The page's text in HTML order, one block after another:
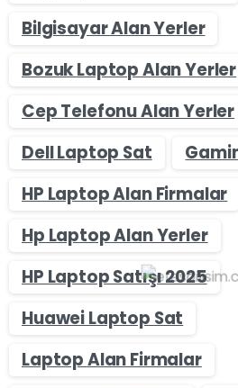
Bilgisayar Alan Yerler
Bozuk Laptop Alan Yerler
Cep Telefonu Alan Yerler
Dell Laptop Sat
HP Laptop Alan Firmalar
Hp Laptop Alan Yerler
HP Laptop Satışı 2025
Huawei Laptop Sat
Laptop Alan Firmalar